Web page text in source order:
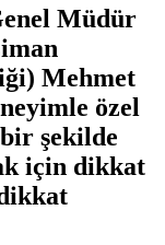
Müdür
Mehmet
özel
bir şekilde
için dikkat